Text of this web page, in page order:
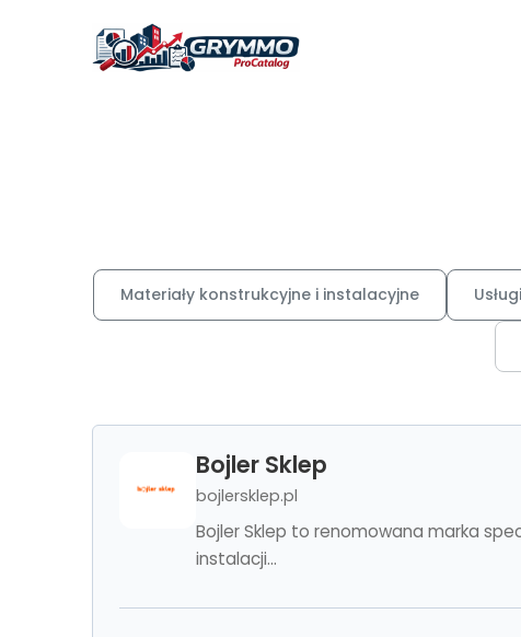
Materiały konstrukcyjne i instalacyjne
Bojler Sklep
bojlersklep.pl
Bojler Sklep to renomowana marka
instalacji...